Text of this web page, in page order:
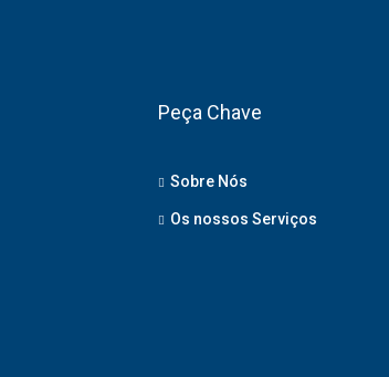
Peça Chave
Sobre Nós
Os nossos Serviços